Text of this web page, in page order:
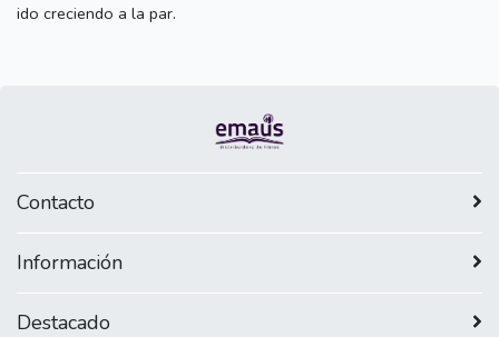
ido creciendo a la par.
Contacto
Información
Destacado